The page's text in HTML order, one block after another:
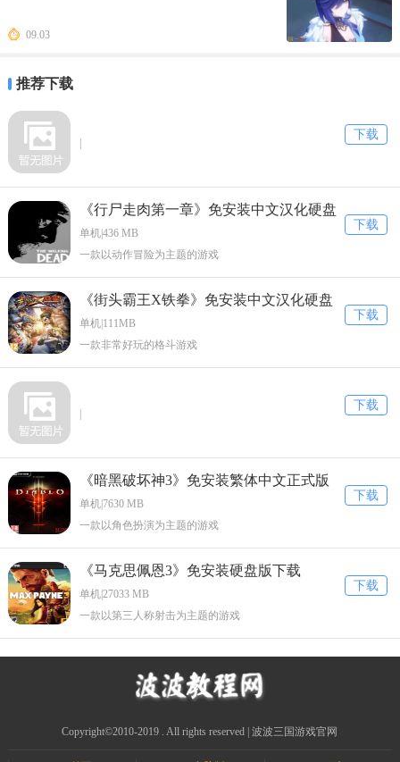
09.03
推荐下载
下载
|
下载
《行尸走肉第一章》免安装中文汉化硬盘
版下载
单机|436 MB
一款以动作冒险为主题的游戏
下载
《街头霸王X铁拳》免安装中文汉化硬盘
版下载
单机|111MB
一款非常好玩的格斗游戏
下载
|
下载
《暗黑破坏神3》免安装繁体中文正式版
下载
单机|7630 MB
一款以角色扮演为主题的游戏
下载
《马克思佩恩3》免安装硬盘版下载
单机|27033 MB
一款以第三人称射击为主题的游戏
Copyright©2010-2019 . All rights reserved | 波波三国游戏官网